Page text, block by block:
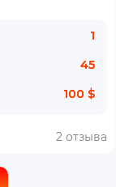
1
45
100 $
2 отзыва